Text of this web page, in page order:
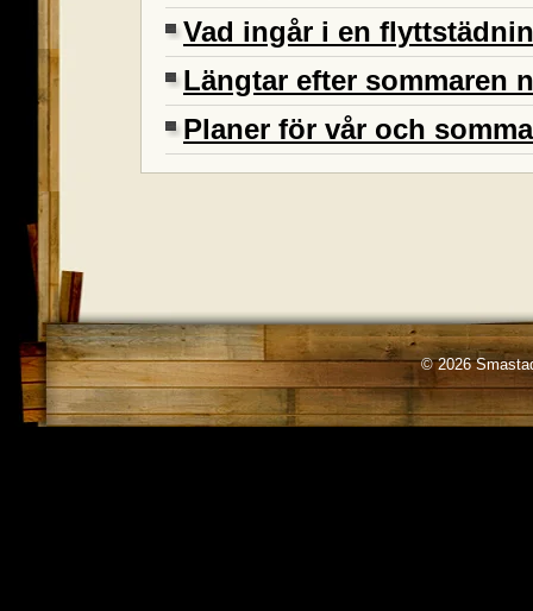
Vad ingår i en
Längtar efter sommaren
Planer för vår och
© 2026